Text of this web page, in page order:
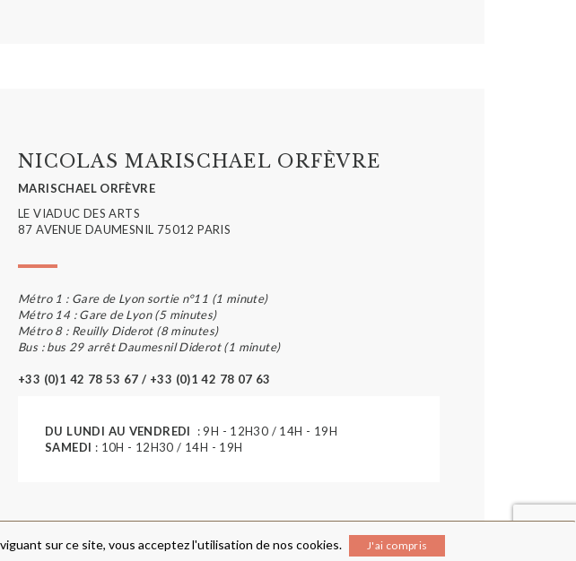
NICOLAS MARISCHAEL ORFÈVRE
MARISCHAEL ORFÈVRE
LE VIADUC DES ARTS
87 AVENUE DAUMESNIL 75012 PARIS
Métro 1 : Gare de Lyon sortie n°11 (1 minute)
Métro 14 : Gare de Lyon (5 minutes)
Métro 8 : Reuilly Diderot (8 minutes)
Bus : bus 29 arrêt Daumesnil Diderot (1 minute)
+33 (0)1 42 78 53 67 / +33 (0)1 42 78 07 63
DU LUNDI AU VENDREDI
: 9H - 12H30 / 14H - 19H
SAMEDI : 10H - 12H30 / 14H - 19H
sur ce site, vous acceptez l'utilisation de nos cookies. J'ai compris